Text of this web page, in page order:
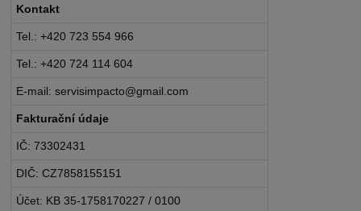
Kontakt
Tel.: +420 723 554 966
Tel.: +420 724 114 604
E-mail: servisimpacto@gmail.com
Fakturační údaje
IČ: 73302431
DIČ: CZ7858155151
Účet: KB 35-1758170227 / 0100